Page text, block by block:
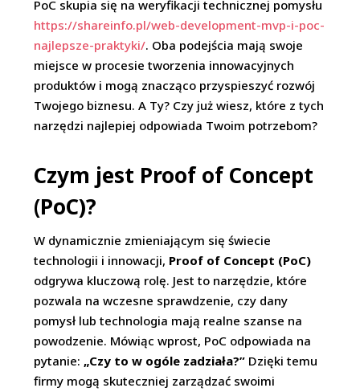
PoC skupia się na weryfikacji technicznej pomysłu
https://shareinfo.pl/web-development-mvp-i-poc-
najlepsze-praktyki/. Oba podejścia mają swoje
miejsce w procesie tworzenia innowacyjnych
produktów i mogą znacząco przyspieszyć rozwój
Twojego biznesu. A Ty? Czy już wiesz, które z tych
narzędzi najlepiej odpowiada Twoim potrzebom?
Czym jest Proof of Concept
(PoC)?
W dynamicznie zmieniającym się świecie
technologii i innowacji, Proof of Concept (PoC)
odgrywa kluczową rolę. Jest to narzędzie, które
pozwala na wczesne sprawdzenie, czy dany
pomysł lub technologia mają realne szanse na
powodzenie. Mówiąc wprost, PoC odpowiada na
pytanie: „Czy to w ogóle zadziała?” Dzięki temu
firmy mogą skuteczniej zarządzać swoimi